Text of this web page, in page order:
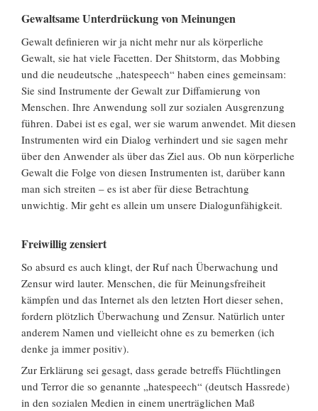
Gewaltsame Unterdrückung von Meinungen
Gewalt definieren wir ja nicht mehr nur als körperliche
Gewalt, sie hat viele Facetten. Der Shitstorm, das Mobbing
und die neudeutsche „hatespeech“ haben eines gemeinsam:
Sie sind Instrumente der Gewalt zur Diffamierung von
Menschen. Ihre Anwendung soll zur sozialen Ausgrenzung
führen. Dabei ist es egal, wer sie warum anwendet. Mit diesen
Instrumenten wird ein Dialog verhindert und sie sagen mehr
über den Anwender als über das Ziel aus. Ob nun körperliche
Gewalt die Folge von diesen Instrumenten ist, darüber kann
man sich streiten – es ist aber für diese Betrachtung
unwichtig. Mir geht es allein um unsere Dialogunfähigkeit.
Freiwillig zensiert
So absurd es auch klingt, der Ruf nach Überwachung und
Zensur wird lauter. Menschen, die für Meinungsfreiheit
kämpfen und das Internet als den letzten Hort dieser sehen,
fordern plötzlich Überwachung und Zensur. Natürlich unter
anderem Namen und vielleicht ohne es zu bemerken (ich
denke ja immer positiv).
Zur Erklärung sei gesagt, dass gerade betreffs Flüchtlingen
und Terror die so genannte „hatespeech“ (deutsch Hassrede)
in den sozialen Medien in einem unerträglichen Maß